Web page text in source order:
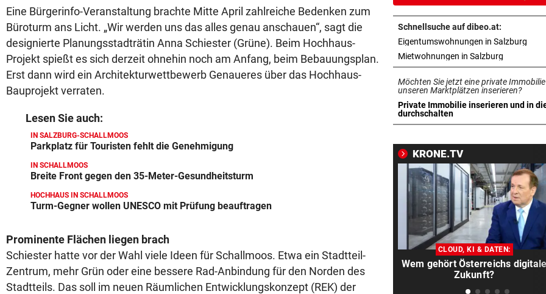
Eine Bürgerinfo-Veranstaltung brachte Mitte April zahlreiche Bedenken zum
Büroturm ans Licht. „Wir werden uns das alles genau anschauen“, sagt die
designierte Planungsstadträtin Anna Schiester (Grüne). Beim Hochhaus-
Projekt spießt es sich derzeit ohnehin noch am Anfang, beim Bebauungsplan.
Erst dann wird ein Architekturwettbewerb Genaueres über das Hochhaus-
Bauprojekt verraten.
Lesen Sie auch:
IN SALZBURG-SCHALLMOOS
Parkplatz für Touristen fehlt die Genehmigung
IN SCHALLMOOS
Breite Front gegen den 35-Meter-Gesundheitsturm
HOCHHAUS IN SCHALLMOOS
Turm-Gegner wollen UNESCO mit Prüfung beauftragen
Prominente Flächen liegen brach
Schiester hatte vor der Wahl viele Ideen für Schallmoos. Etwa ein Stadtteil-
Zentrum, mehr Grün oder eine bessere Rad-Anbindung für den Norden des
Stadtteils. Das soll im neuen Räumlichen Entwicklungskonzept (REK) der
WIEDERAUFNAHME vor
„Il viaggio a Reims“-
Stammtisch-Flair
34 IN WIEN HEUER
Immer mehr Tropennächte in
Landeshauptstädten
KEIN REGEN IN SICHT
immer weiter aus
„KRONE“ TRAF IHN vor 10
So offen sprach Brasilien-
vor Salzburg-Match
DOPPELTES NADELÖHR vor
Weitere Großbaustelle legt
Salzburger Verkehr lahm
Schnellsuche auf dibeo.at:
Eigentumswohnungen in Salzburg
Mietwohnungen in Salzburg
Möchten Sie jetzt eine private
unseren Marktplätzen inserieren?
Private Immobilie inserieren und in
durchschalten
in neuem Tab öffnen
KRONE.TV
CLOUD, KI & DATEN:
Wem gehört Österreichs digitale
Zukunft?